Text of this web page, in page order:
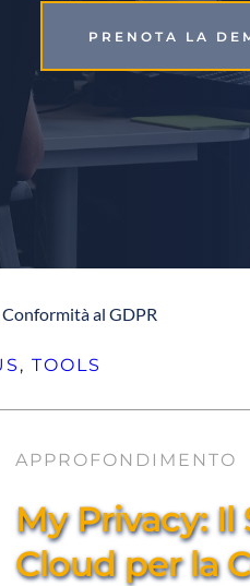
PRENOTA LA
al GDPR
, TOOLS
APPROFONDIMENTO
My Privacy: Il
Cloud per la